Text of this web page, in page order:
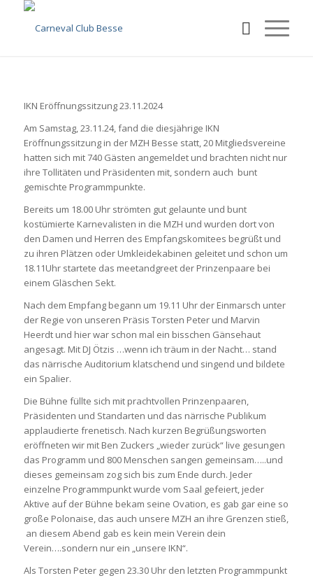
IKN Eröffnungssitzung 23.11.2024
Am Samstag, 23.11.24, fand die diesjährige IKN
Eröffnungssitzung in der MZH Besse statt, 20 Mitgliedsvereine
hatten sich mit 740 Gästen angemeldet und brachten nicht nur
ihre Tollitäten und Präsidenten mit, sondern auch bunt
gemischte Programmpunkte.
Bereits um 18.00 Uhr strömten gut gelaunte und bunt
kostümierte Karnevalisten in die MZH und wurden dort von
den Damen und Herren des Empfangskomitees begrüßt und
zu ihren Plätzen oder Umkleidekabinen geleitet und schon um
18.11Uhr startete das meetandgreet der Prinzenpaare bei
einem Gläschen Sekt.
Nach dem Empfang begann um 19.11 Uhr der Einmarsch unter
der Regie von unseren Präsis Torsten Peter und Marvin
Heerdt und hier war schon mal ein bisschen Gänsehaut
angesagt. Mit DJ Ötzis …wenn ich träum in der Nacht… stand
das närrische Auditorium klatschend und singend und bildete
ein Spalier.
Die Bühne füllte sich mit prachtvollen Prinzenpaaren,
Präsidenten und Standarten und das närrische Publikum
applaudierte frenetisch. Nach kurzen Begrüßungsworten
eröffneten wir mit Ben Zuckers „wieder zurück“ live gesungen
das Programm und 800 Menschen sangen gemeinsam…..und
dieses gemeinsam zog sich bis zum Ende durch. Jeder
einzelne Programmpunkt wurde vom Saal gefeiert, jeder
Aktive auf der Bühne bekam seine Ovation, es gab gar eine so
große Polonaise, das auch unsere MZH an ihre Grenzen stieß,
an diesem Abend gab es kein mein Verein dein
Verein….sondern nur ein „unsere IKN“.
Als Torsten Peter gegen 23.30 Uhr den letzten Programmpunkt